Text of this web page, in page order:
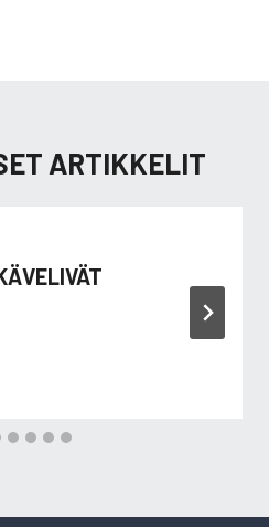
ARTIKKELIT